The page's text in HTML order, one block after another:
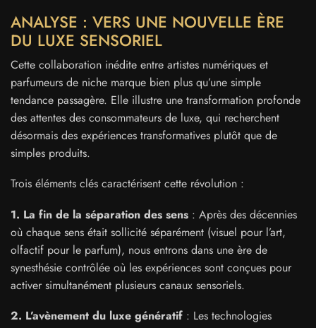
ANALYSE : VERS UNE NOUVELLE ÈRE
DU LUXE SENSORIEL
Cette collaboration inédite entre artistes numériques et
parfumeurs de niche marque bien plus qu’une simple
tendance passagère. Elle illustre une transformation profonde
des attentes des consommateurs de luxe, qui recherchent
désormais des expériences transformatives plutôt que de
simples produits.
Trois éléments clés caractérisent cette révolution :
1. La fin de la séparation des sens : Après des décennies
où chaque sens était sollicité séparément (visuel pour l’art,
olfactif pour le parfum), nous entrons dans une ère de
synesthésie contrôlée où les expériences sont conçues pour
activer simultanément plusieurs canaux sensoriels.
2. L’avènement du luxe génératif : Les technologies